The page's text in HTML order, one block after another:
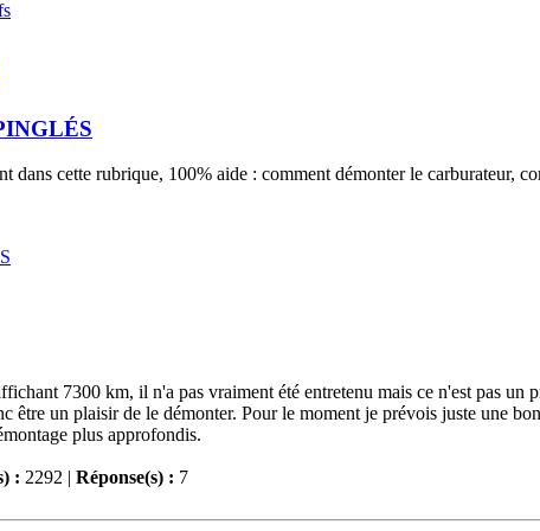
dans cette rubrique, 100% aide : comment démonter le carburateur,
7300 km, il n'a pas vraiment été entretenu mais ce n'est pas un
être un plaisir de le démonter. Pour le moment je prévois juste une
plus approfondis.
: 2292 | Réponse(s) : 7